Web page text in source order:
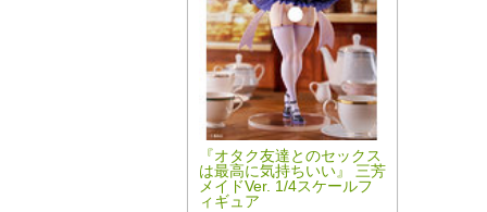
『オタク友達とのセックス
は最高に気持ちいい』 三芳
メイドVer. 1/4スケールフ
ィギュア